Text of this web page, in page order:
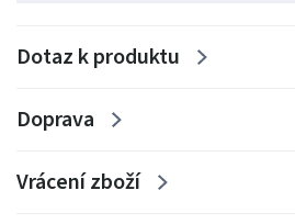
Dotaz k produktu
Doprava
Vrácení zboží